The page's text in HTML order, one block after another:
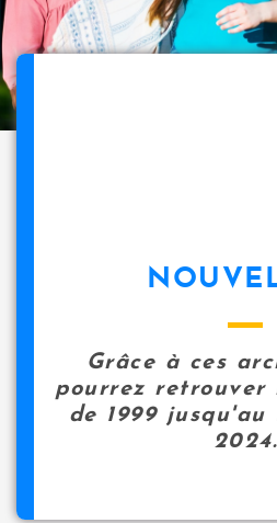
Grâce à ces
pourrez retrouver
de 1999 jusqu'au
2024.